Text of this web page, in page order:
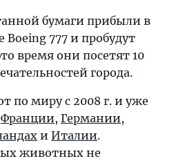
бумаги прибыли в
Boeing 777 и пробудут
время они посетят 10
города.
по миру с 2008 г. и уже
Франции, Германии,
и Италии.
животных не